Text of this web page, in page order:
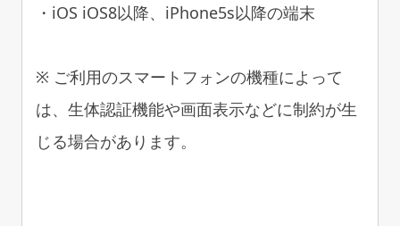
・iOS iOS8以降、iPhone5s以降の端末
※ ご利用のスマートフォンの機種によって
は、生体認証機能や画面表示などに制約が生
じる場合があります。